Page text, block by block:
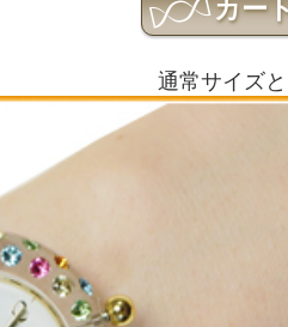
通常サイズ